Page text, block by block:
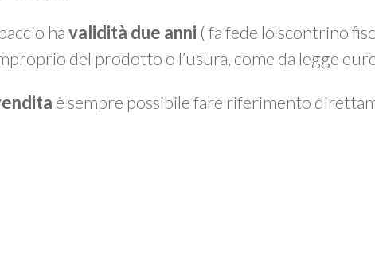
havalidità due anni ( fa fede lo scontrino
del prodotto o l’usura, come da legge
è sempre possibile fare riferimento